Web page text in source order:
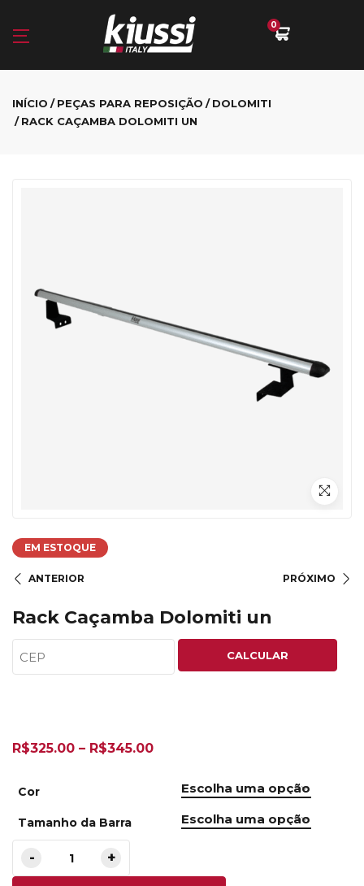
0
INÍCIO PEÇAS PARA REPOSIÇÃO
DOLOMITI
RACK CAÇAMBA DOLOMITI UN
EM ESTOQUE
ANTERIOR PRÓXIMO
Rack Caçamba Dolomiti un
CALCULAR
R$325.00 – R$345.00
Cor
Tamanho da Barra